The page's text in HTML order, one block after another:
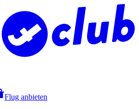
Flug anbieten